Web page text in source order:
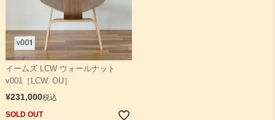
イームズ LCW ウォールナット
v001［LCW. OU］
¥231,000税込
SOLD OUT